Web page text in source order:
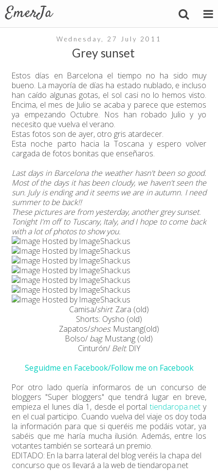
Wednesday, 27 July 2011
Grey sunset
Estos días en Barcelona el tiempo no ha sido muy
bueno. La mayoría de días ha estado nublado, e incluso
han caído algunas gotas, el sol casi no lo hemos visto.
Encima, el mes de Julio se acaba y parece que estemos
ya empezando Octubre. Nos han robado Julio y yo
necesito que vuelva el verano.
Estas fotos son de ayer, otro gris atardecer.
Esta noche parto hacia la Toscana y espero volver
cargada de fotos bonitas que enseñaros.
Last days in Barcelona the weather hasn't been so good.
Most of the days it has been cloudy, we haven't seen the
sun. July is ending and it seems we are in autumn. I need
summer to be back!!
These pictures are from yesterday, another grey sunset.
Tonight I'm off to Tuscany, Italy, and I hope to come back
with a lot of photos to show you.
Camisa/shirt: Zara (old)
Shorts: Oysho (old)
Zapatos/shoes: Mustang(old)
Bolso/ bag: Mustang (old)
Cinturón/ Belt: DIY
Seguidme en Facebook/Follow me on Facebook
Por otro lado quería informaros de un concurso de
bloggers "Super bloggers" que tendrá lugar en breve,
empieza el lunes día 1, desde el portal tiendaropa.nety
en el cual participo. Cuando vuelva del viaje os doy toda
la información para que si queréis me podáis votar, ya
sabéis que me haría mucha ilusión. Además, entre los
votantes también se sorteará un premio.
EDITADO: En la barra lateral del blog veréis la chapa del
concurso que os llevará a la web de tiendaropa.net